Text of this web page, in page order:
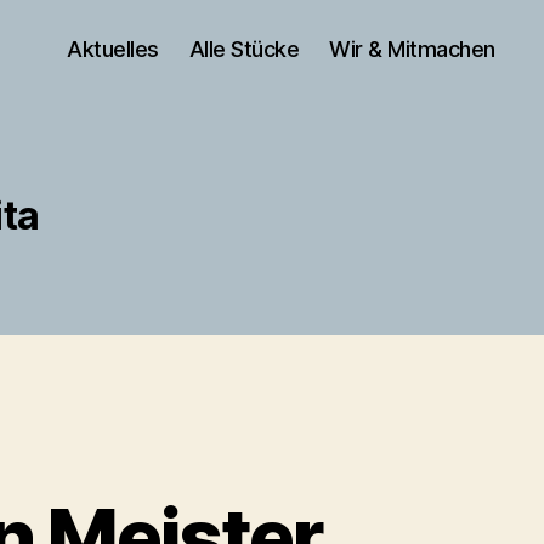
Aktuelles Alle Stücke Wir & Mitmachen